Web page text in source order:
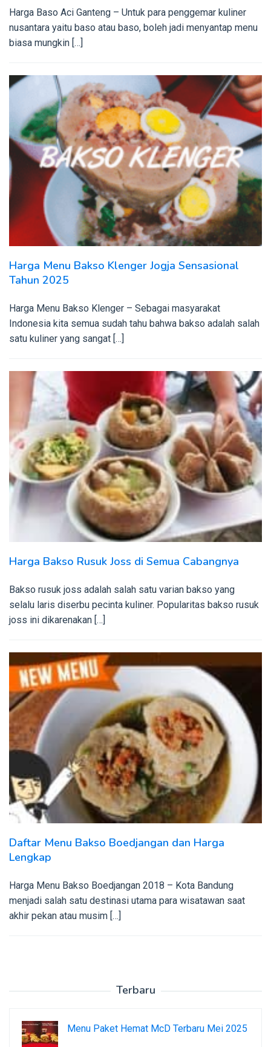
Harga Baso Aci Ganteng – Untuk para penggemar kuliner
nusantara yaitu baso atau baso, boleh jadi menyantap menu
biasa mungkin […]
Harga Menu Bakso Klenger Jogja Sensasional
Tahun 2025
Harga Menu Bakso Klenger – Sebagai masyarakat
Indonesia kita semua sudah tahu bahwa bakso adalah salah
satu kuliner yang sangat […]
Harga Bakso Rusuk Joss di Semua Cabangnya
Bakso rusuk joss adalah salah satu varian bakso yang
selalu laris diserbu pecinta kuliner. Popularitas bakso rusuk
joss ini dikarenakan […]
Daftar Menu Bakso Boedjangan dan Harga
Lengkap
Harga Menu Bakso Boedjangan 2018 – Kota Bandung
menjadi salah satu destinasi utama para wisatawan saat
akhir pekan atau musim […]
Terbaru
Menu Paket Hemat McD Terbaru Mei 2025